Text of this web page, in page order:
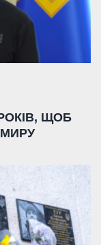
ЩОБ